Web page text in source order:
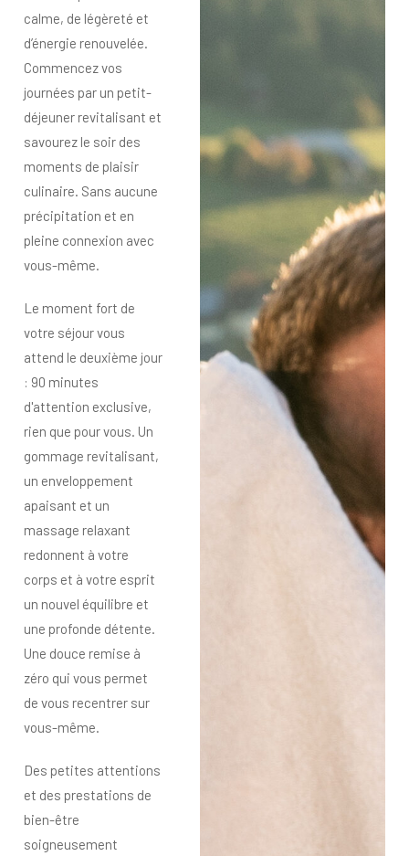
calme, de légèreté et
d’énergie renouvelée.
Commencez vos
journées par un petit-
déjeuner revitalisant et
savourez le soir des
moments de plaisir
culinaire. Sans aucune
précipitation et en
pleine connexion avec
vous-même.
Le moment fort de
votre séjour vous
attend le deuxième jour
: 90 minutes
d'attention exclusive,
rien que pour vous. Un
gommage revitalisant,
un enveloppement
apaisant et un
massage relaxant
redonnent à votre
corps et à votre esprit
un nouvel équilibre et
une profonde détente.
Une douce remise à
zéro qui vous permet
de vous recentrer sur
vous-même.
Des petites attentions
et des prestations de
bien-être
soigneusement